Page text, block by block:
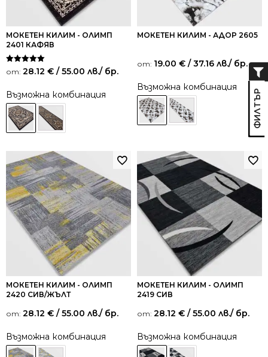
МОКЕТЕН КИЛИМ - ОЛИМП
2401 КАФЯВ
Оценено на
5.00
от: 28.12 € / 55.00 лв./ бр.
Възможна комбинация
МОКЕТЕН КИЛИМ - АДОР 2605
от: 19.00 € / 37.16 лв./ бр.
Възможна комбинация
МОКЕТЕН КИЛИМ - ОЛИМП
2420 СИВ/ЖЪЛТ
от: 28.12 € / 55.00 лв./ бр.
Възможна комбинация
МОКЕТЕН КИЛИМ - ОЛИМП
2419 СИВ
от: 28.12 € / 55.00 лв./ бр.
Възможна комбинация